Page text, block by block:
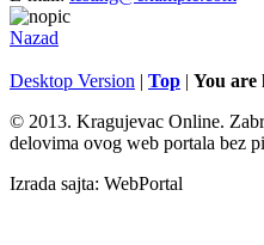
Nazad
Desktop Version | Top | You are
© 2013. Kragujevac Online.
delovima ovog web portala bez
Izrada sajta: WebPortal